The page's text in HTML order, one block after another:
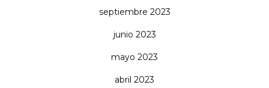
septiembre 2023
junio 2023
mayo 2023
abril 2023